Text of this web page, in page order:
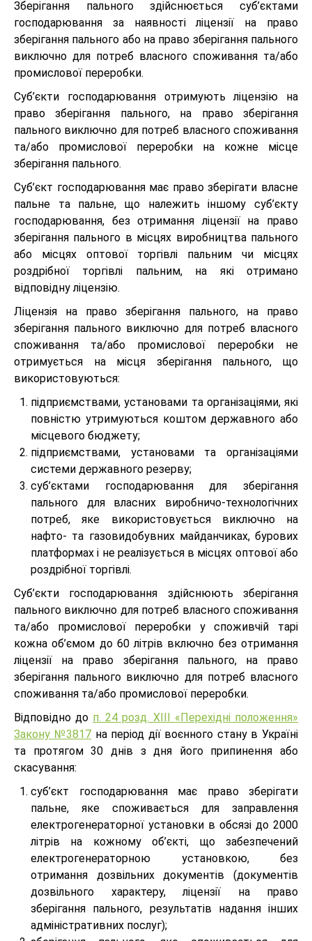
Зберігання пального здійснюється суб’єктами
господарювання за наявності ліцензії на право
зберігання пального або на право зберігання пального
виключно для потреб власного споживання та/або
промислової переробки.
Суб’єкти господарювання отримують ліцензію на
право зберігання пального, на право зберігання
пального виключно для потреб власного споживання
та/або промислової переробки на кожне місце
зберігання пального.
Суб’єкт господарювання має право зберігати власне
пальне та пальне, що належить іншому суб’єкту
господарювання, без отримання ліцензії на право
зберігання пального в місцях виробництва пального
або місцях оптової торгівлі пальним чи місцях
роздрібної торгівлі пальним, на які отримано
відповідну ліцензію.
Ліцензія на право зберігання пального, на право
зберігання пального виключно для потреб власного
споживання та/або промислової переробки не
отримується на місця зберігання пального, що
використовуються:
підприємствами, установами та організаціями, які
повністю утримуються коштом державного або
місцевого бюджету;
підприємствами, установами та організаціями
системи державного резерву;
суб’єктами господарювання для зберігання
пального для власних виробничо-технологічних
потреб, яке використовується виключно на
нафто- та газовидобувних майданчиках, бурових
платформах і не реалізується в місцях оптової або
роздрібної торгівлі.
Суб’єкти господарювання здійснюють зберігання
пального виключно для потреб власного споживання
та/або промислової переробки у споживчій тарі
кожна об’ємом до 60 літрів включно без отримання
ліцензії на право зберігання пального, на право
зберігання пального виключно для потреб власного
споживання та/або промислової переробки.
Відповідно до п. 24 розд. ХІІІ «Перехідні положення»
Закону №3817 на період дії воєнного стану в Україні
та протягом 30 днів з дня його припинення або
скасування:
суб’єкт господарювання має право зберігати
пальне, яке споживається для заправлення
електрогенераторної установки в обсязі до 2000
літрів на кожному об’єкті, що забезпечений
електрогенераторною установкою, без
отримання дозвільних документів (документів
дозвільного характеру, ліцензії на право
зберігання пального, результатів надання інших
адміністративних послуг);